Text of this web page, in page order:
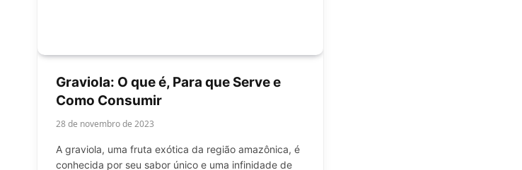
Graviola: O que é, Para que Serve e
Como Consumir
28 de novembro de 2023
A graviola, uma fruta exótica da região amazônica, é
conhecida por seu sabor único e uma infinidade de